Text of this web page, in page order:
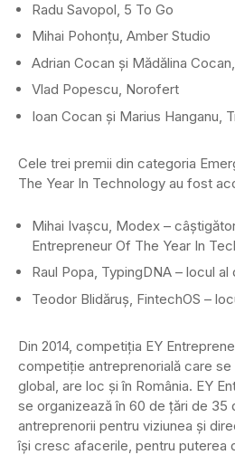
Radu Savopol, 5 To Go
Mihai Pohonţu, Amber Studio
Adrian Cocan și Mădălina
Vlad Popescu, Norofert
Ioan Cocan şi Marius Hanganu,
Cele trei premii din categoria
The Year In Technology au fost
Mihai Ivaşcu, Modex –
Entrepreneur Of The Year In
Raul Popa, TypingDNA – locul al
Teodor Blidăruş, FintechOS –
Din 2014, competiţia EY
competiţie antreprenorială care se
global, are loc şi în România. EY
se organizează în 60 de ţări de 35
antreprenorii pentru viziunea şi
îşi cresc afacerile, pentru puterea